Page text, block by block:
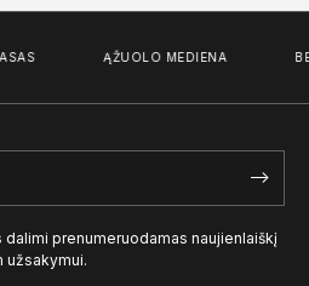
ĄŽUOLO MEDIENA
prenumeruodamas naujienlaiškį
užsakymui.